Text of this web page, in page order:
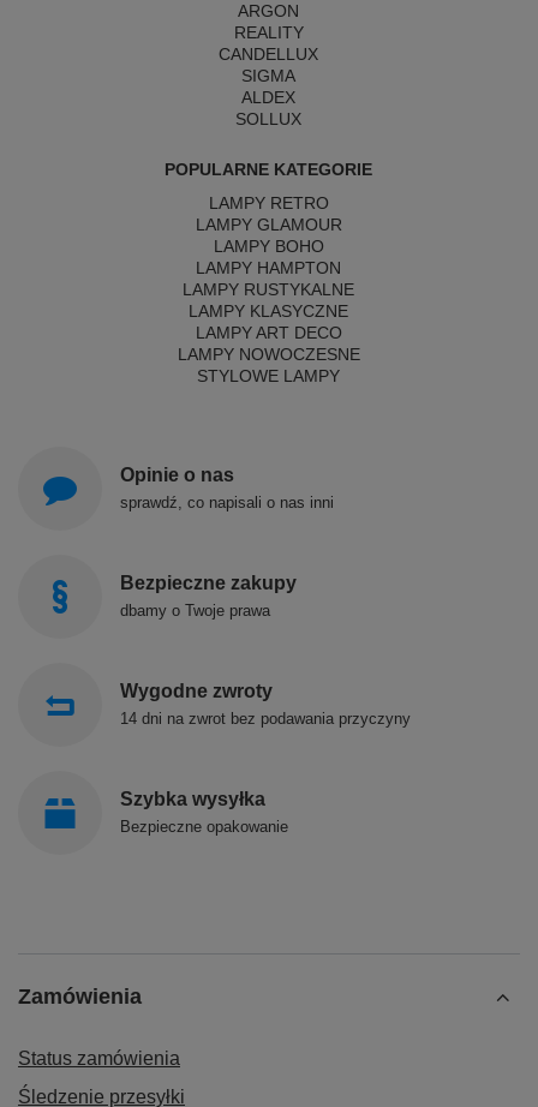
ARGON
REALITY
CANDELLUX
SIGMA
ALDEX
SOLLUX
POPULARNE KATEGORIE
LAMPY RETRO
LAMPY GLAMOUR
LAMPY BOHO
LAMPY HAMPTON
LAMPY RUSTYKALNE
LAMPY KLASYCZNE
LAMPY ART DECO
LAMPY NOWOCZESNE
STYLOWE LAMPY
Opinie o nas
sprawdź, co napisali o nas inni
Bezpieczne zakupy
dbamy o Twoje prawa
Wygodne zwroty
14 dni na zwrot bez podawania przyczyny
Szybka wysyłka
Bezpieczne opakowanie
Zamówienia
Status zamówienia
Śledzenie przesyłki